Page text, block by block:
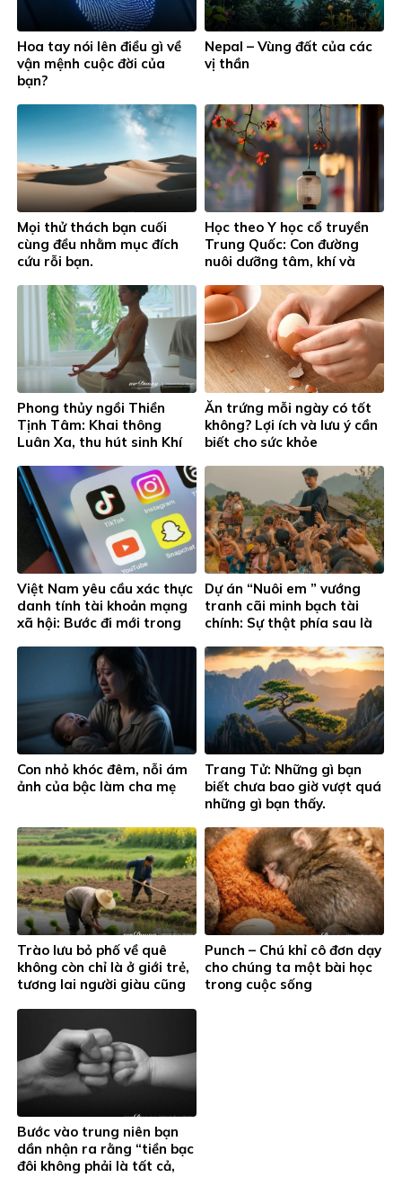
Hoa tay nói lên điều gì về
vận mệnh cuộc đời của
bạn?
Nepal – Vùng đất của các
vị thần
Mọi thử thách bạn cuối
cùng đều nhằm mục đích
cứu rỗi bạn.
Học theo Y học cổ truyền
Trung Quốc: Con đường
nuôi dưỡng tâm, khí và
Phong thủy ngồi Thiền
Tịnh Tâm: Khai thông
Luân Xa, thu hút sinh Khí
Ăn trứng mỗi ngày có tốt
không? Lợi ích và lưu ý cần
biết cho sức khỏe
Việt Nam yêu cầu xác thực
danh tính tài khoản mạng
xã hội: Bước đi mới trong
Dự án “Nuôi em ” vướng
tranh cãi minh bạch tài
chính: Sự thật phía sau là
Con nhỏ khóc đêm, nỗi ám
ảnh của bậc làm cha mẹ
Trang Tử: Những gì bạn
biết chưa bao giờ vượt quá
những gì bạn thấy.
Trào lưu bỏ phố về quê
không còn chỉ là ở giới trẻ,
tương lai người giàu cũng
Punch – Chú khỉ cô đơn dạy
cho chúng ta một bài học
trong cuộc sống
Bước vào trung niên bạn
dần nhận ra rằng “tiền bạc
đôi không phải là tất cả,